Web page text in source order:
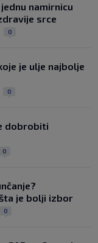
namirnicu
srce
0
je ulje najbolje
0
dobrobiti
0
je bolji izbor
0